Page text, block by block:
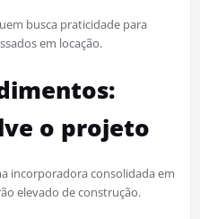
busca praticidade para
em locação.
o projeto
incorporadora consolidada em
elevado de construção.